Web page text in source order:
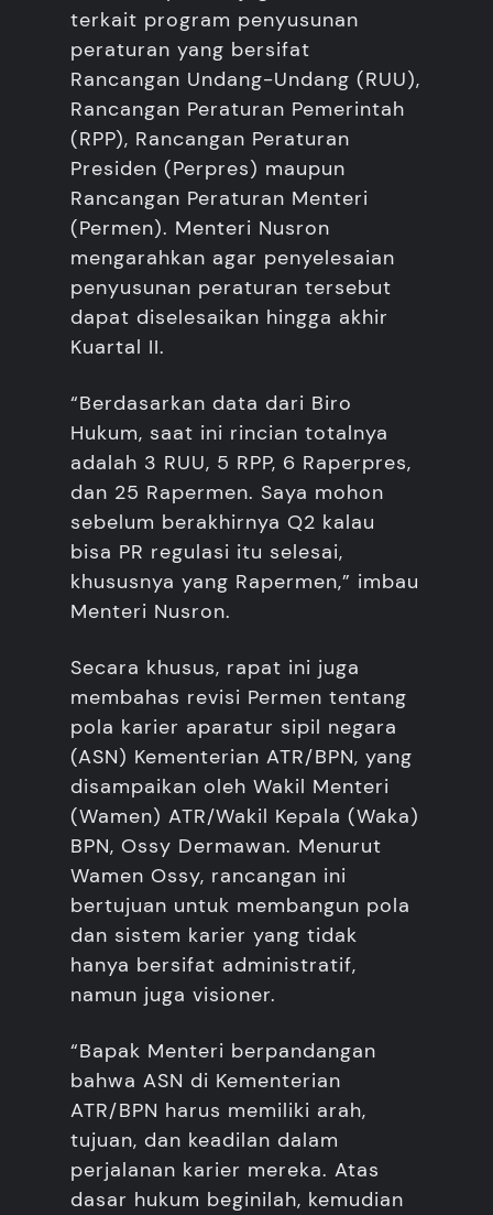
terkait program penyusunan
peraturan yang bersifat
Rancangan Undang-Undang (RUU),
Rancangan Peraturan Pemerintah
(RPP), Rancangan Peraturan
Presiden (Perpres) maupun
Rancangan Peraturan Menteri
(Permen). Menteri Nusron
mengarahkan agar penyelesaian
penyusunan peraturan tersebut
dapat diselesaikan hingga akhir
Kuartal II.
“Berdasarkan data dari Biro
Hukum, saat ini rincian totalnya
adalah 3 RUU, 5 RPP, 6 Raperpres,
dan 25 Rapermen. Saya mohon
sebelum berakhirnya Q2 kalau
bisa PR regulasi itu selesai,
khususnya yang Rapermen,” imbau
Menteri Nusron.
Secara khusus, rapat ini juga
membahas revisi Permen tentang
pola karier aparatur sipil negara
(ASN) Kementerian ATR/BPN, yang
disampaikan oleh Wakil Menteri
(Wamen) ATR/Wakil Kepala (Waka)
BPN, Ossy Dermawan. Menurut
Wamen Ossy, rancangan ini
bertujuan untuk membangun pola
dan sistem karier yang tidak
hanya bersifat administratif,
namun juga visioner.
“Bapak Menteri berpandangan
bahwa ASN di Kementerian
ATR/BPN harus memiliki arah,
tujuan, dan keadilan dalam
perjalanan karier mereka. Atas
dasar hukum beginilah, kemudian